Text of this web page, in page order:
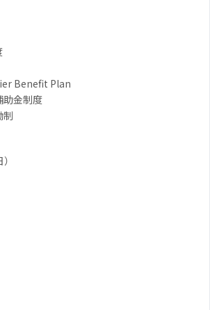
Benefit Plan
助金制度
制